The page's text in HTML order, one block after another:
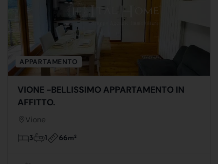
APPARTAMENTO
VIONE -BELLISSIMO APPARTAMENTO IN
AFFITTO.
Vione
3 1 66m2